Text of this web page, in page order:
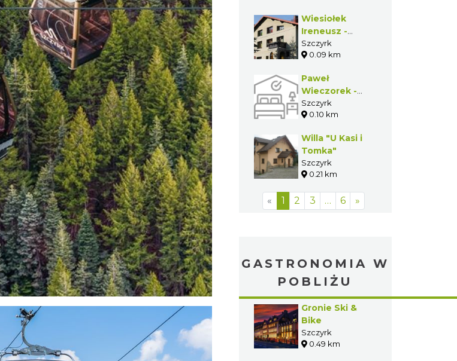
Wiesiołek
Ireneusz -
pokoje
gościnne
Szczyrk
0.09 km
Paweł
Wieczorek -
pokoje
gościnne
Szczyrk
0.10 km
Willa "U Kasi i
Tomka"
Szczyrk
0.21 km
« 1 2 3 … 6 »
GASTRONOMIA W
POBLIŻU
Gronie Ski &
Bike
Szczyrk
0.49 km